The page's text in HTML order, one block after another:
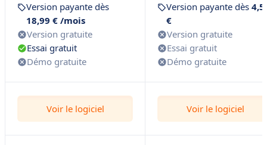
Version payante dès
18,99 € /mois
Version gratuite
Essai gratuit
Démo gratuite
Version payante dès
€
Version gratuite
Essai gratuit
Démo gratuite
Voir le logiciel Voir le logiciel